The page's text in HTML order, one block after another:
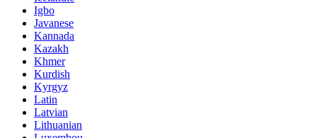
Igbo
Javanese
Kannada
Kazakh
Khmer
Kurdish
Kyrgyz
Latin
Latvian
Lithuanian